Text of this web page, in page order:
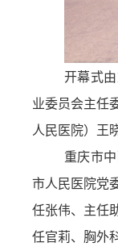
开幕式
业委员会主任
人民医院）王
重庆市
市人民医院党
任张伟、主任
任官莉、胸外